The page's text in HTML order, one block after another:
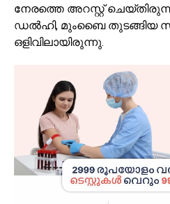
നേരത്തെ അറസ്റ്റ്
ഡൽഹി, മുംബൈ തുടങ്ങിയ
ഒളിവിലായിരുന്നു.